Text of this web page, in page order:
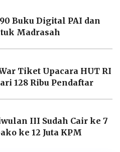
Buku Digital PAI dan
Madrasah
Tiket Upacara HUT RI
128 Ribu Pendaftar
III Sudah Cair ke 7
ke 12 Juta KPM